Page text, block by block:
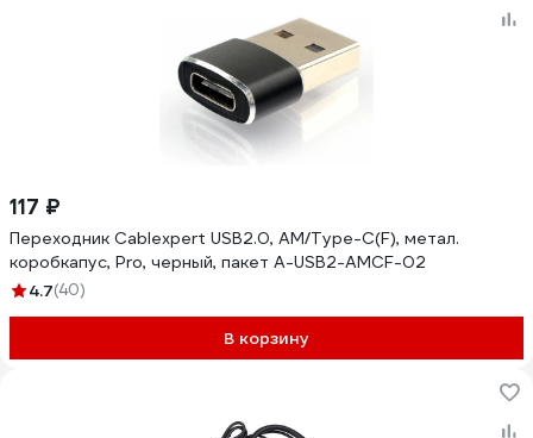
117 ₽
Переходник Cablexpert USB2.0, AM/Type-C(F), метал.
коробкапус, Pro, черный, пакет A-USB2-AMCF-02
4.7(40)
В корзину